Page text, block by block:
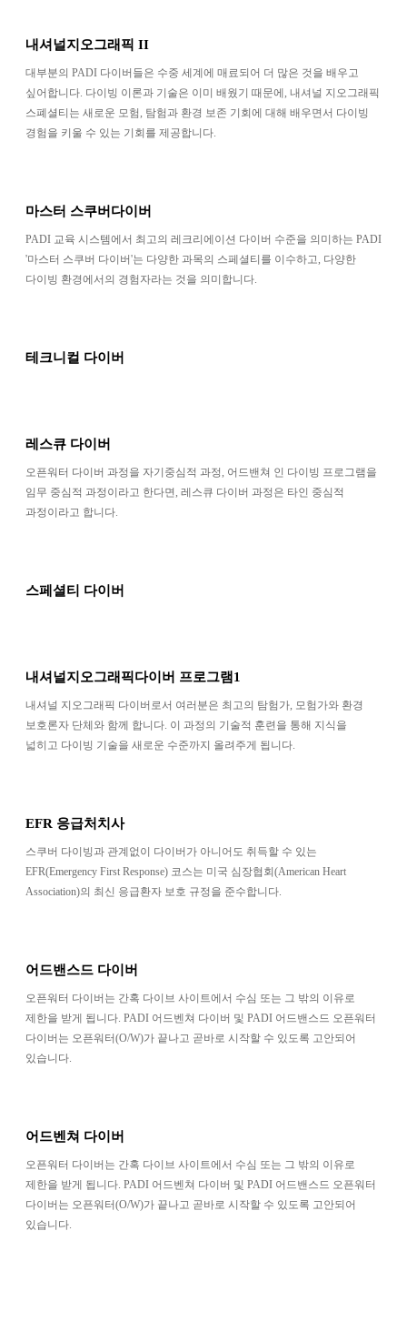
내셔널지오그래픽 II
대부분의 PADI 다이버들은 수중 세계에 매료되어 더 많은 것을 배우고
싶어합니다. 다이빙 이론과 기술은 이미 배웠기 때문에, 내셔널 지오그래픽
스폐셜티는 새로운 모험, 탐험과 환경 보존 기회에 대해 배우면서 다이빙
경험을 키울 수 있는 기회를 제공합니다.
마스터 스쿠버다이버
PADI 교육 시스템에서 최고의 레크리에이션 다이버 수준을 의미하는 PADI
'마스터 스쿠버 다이버'는 다양한 과목의 스페셜티를 이수하고, 다양한
다이빙 환경에서의 경험자라는 것을 의미합니다.
테크니컬 다이버
레스큐 다이버
오픈워터 다이버 과정을 자기중심적 과정, 어드밴쳐 인 다이빙 프로그램을
임무 중심적 과정이라고 한다면, 레스큐 다이버 과정은 타인 중심적
과정이라고 합니다.
스페셜티 다이버
내셔널지오그래픽다이버 프로그램1
내셔널 지오그래픽 다이버로서 여러분은 최고의 탐험가, 모험가와 환경
보호론자 단체와 함께 합니다. 이 과정의 기술적 훈련을 통해 지식을
넓히고 다이빙 기술을 새로운 수준까지 올려주게 됩니다.
EFR 응급처치사
스쿠버 다이빙과 관계없이 다이버가 아니어도 취득할 수 있는
EFR(Emergency First Response) 코스는 미국 심장협회(American Heart
Association)의 최신 응급환자 보호 규정을 준수합니다.
어드밴스드 다이버
오픈워터 다이버는 간혹 다이브 사이트에서 수심 또는 그 밖의 이유로
제한을 받게 됩니다. PADI 어드벤쳐 다이버 및 PADI 어드밴스드 오픈워터
다이버는 오픈워터(O/W)가 끝나고 곧바로 시작할 수 있도록 고안되어
있습니다.
어드벤쳐 다이버
오픈워터 다이버는 간혹 다이브 사이트에서 수심 또는 그 밖의 이유로
제한을 받게 됩니다. PADI 어드벤쳐 다이버 및 PADI 어드밴스드 오픈워터
다이버는 오픈워터(O/W)가 끝나고 곧바로 시작할 수 있도록 고안되어
있습니다.